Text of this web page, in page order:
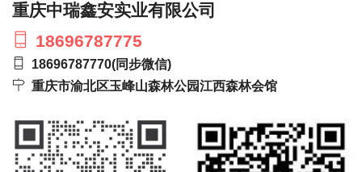
重庆中瑞鑫安实业有限公司
18696787775
18696787770(同步微信)
重庆市渝北区玉峰山森林公园江西森林会馆